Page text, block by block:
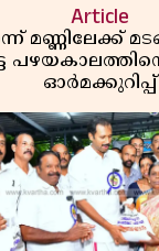
Article
മണ്ണിലേക്ക്
ഓർമക്കുറിപ്പ്